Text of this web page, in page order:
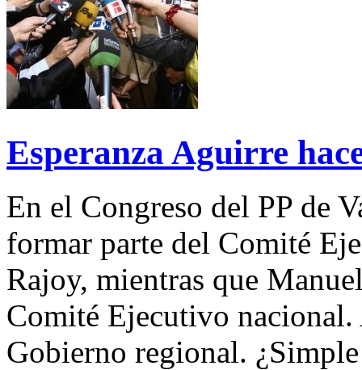
Esperanza Aguirre
En el Congreso del PP de
formar parte del Comité
Rajoy, mientras que
Comité Ejecutivo nacional.
Gobierno regional.